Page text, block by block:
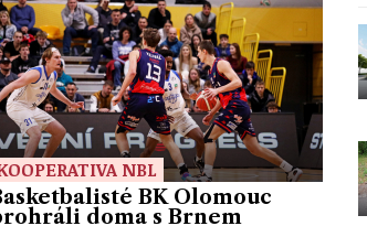
NBL
BK Olomouc
doma s Brnem